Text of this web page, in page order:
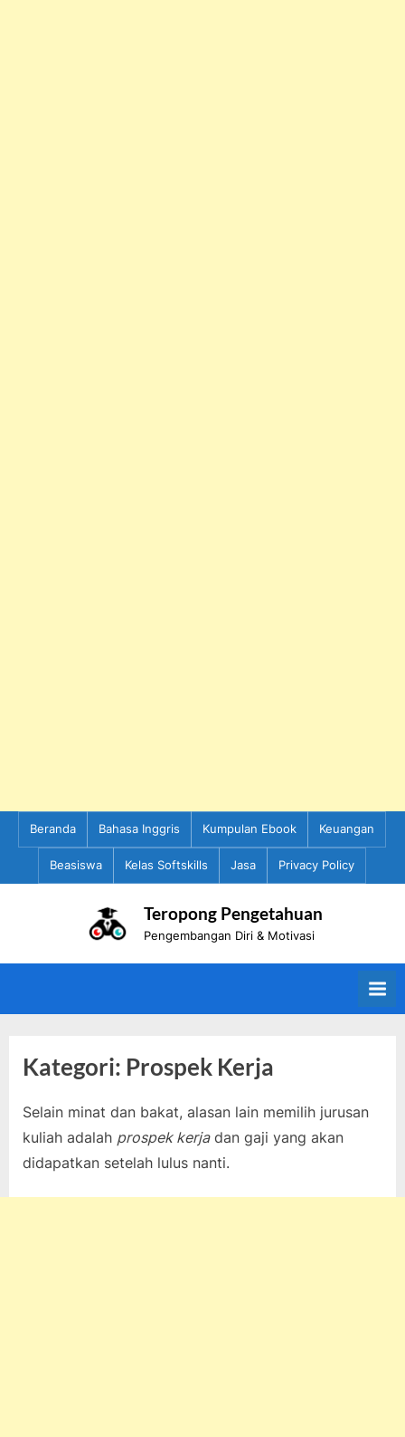
content
Beranda Bahasa Inggris Kumpulan Ebook Keuangan
Beasiswa Kelas Softskills Jasa Privacy Policy
Teropong Pengetahuan
Pengembangan Diri & Motivasi
Kategori: Prospek Kerja
Selain minat dan bakat, alasan lain memilih jurusan
kuliah adalah prospek kerjadan gaji yang akan
didapatkan setelah lulus nanti.